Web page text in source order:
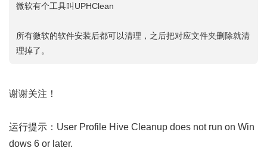
微软有个工具叫UPHClean
所有微软的软件安装后都可以清理，之后把对应文件夹删除就清
理掉了。
谢谢关注！
运行提示：User Profile Hive Cleanup does not run on Win
dows 6 or later.